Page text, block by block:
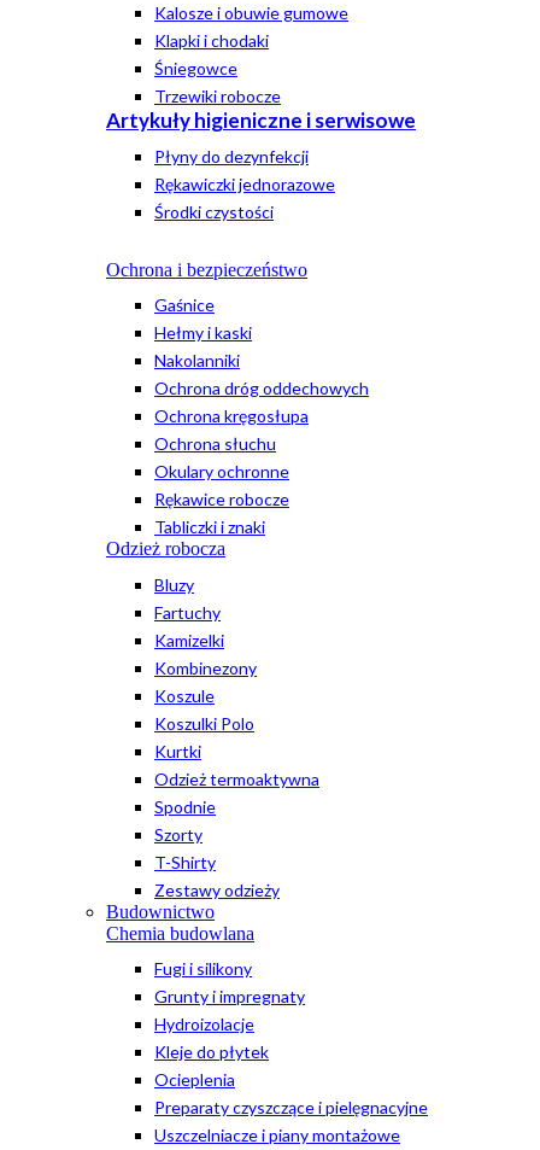
Kalosze i obuwie gumowe
Klapki i chodaki
Śniegowce
Trzewiki robocze
Artykuły higieniczne i serwisowe
Płyny do dezynfekcji
Rękawiczki jednorazowe
Środki czystości
Ochrona i bezpieczeństwo
Gaśnice
Hełmy i kaski
Nakolanniki
Ochrona dróg oddechowych
Ochrona kręgosłupa
Ochrona słuchu
Okulary ochronne
Rękawice robocze
Tabliczki i znaki
Odzież robocza
Bluzy
Fartuchy
Kamizelki
Kombinezony
Koszule
Koszulki Polo
Kurtki
Odzież termoaktywna
Spodnie
Szorty
T-Shirty
Zestawy odzieży
Budownictwo
Chemia budowlana
Fugi i silikony
Grunty i impregnaty
Hydroizolacje
Kleje do płytek
Ocieplenia
Preparaty czyszczące i pielęgnacyjne
Uszczelniacze i piany montażowe